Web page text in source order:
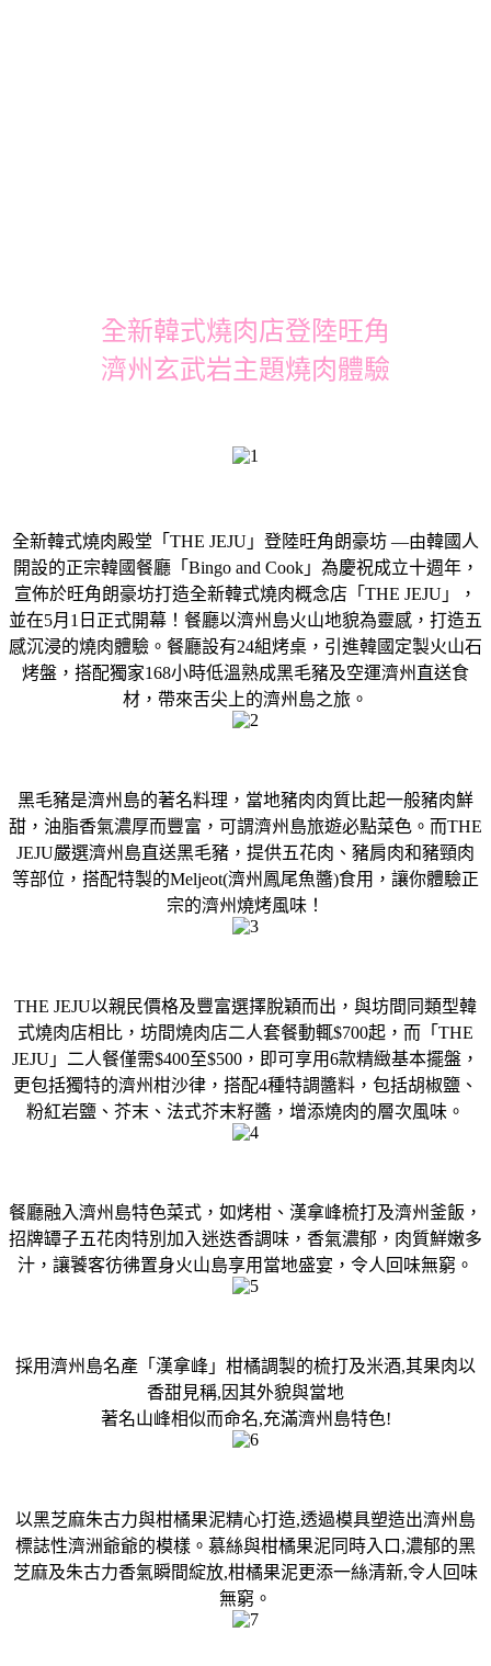
全新韓式燒肉店登陸旺角
濟州玄武岩主題燒肉體驗
全新韓式燒肉殿堂「THE JEJU」登陸旺角朗豪坊 —由韓國人
開設的正宗韓國餐廳「Bingo and Cook」為慶祝成立十週年，
宣佈於旺角朗豪坊打造全新韓式燒肉概念店「THE JEJU」，
並在5月1日正式開幕！餐廳以濟州島火山地貌為靈感，打造五
感沉浸的燒肉體驗。餐廳設有24組烤桌，引進韓國定製火山石
烤盤，搭配獨家168小時低溫熟成黑毛豬及空運濟州直送食
材，帶來舌尖上的濟州島之旅。
黑毛豬是濟州島的著名料理，當地豬肉肉質比起一般豬肉鮮
甜，油脂香氣濃厚而豐富，可謂濟州島旅遊必點菜色。而THE
JEJU嚴選濟州島直送黑毛豬，提供五花肉、豬肩肉和豬頸肉
等部位，搭配特製的Meljeot(濟州鳳尾魚醬)食用，讓你體驗正
宗的濟州燒烤風味！
THE JEJU以親民價格及豐富選擇脫穎而出，與坊間同類型韓
式燒肉店相比，坊間燒肉店二人套餐動輒$700起，而「THE
JEJU」二人餐僅需$400至$500，即可享用6款精緻基本擺盤，
更包括獨特的濟州柑沙律，搭配4種特調醬料，包括胡椒鹽、
粉紅岩鹽、芥末、法式芥末籽醬，增添燒肉的層次風味。
餐廳融入濟州島特色菜式，如烤柑、漢拿峰梳打及濟州釜飯，
招牌罈子五花肉特別加入迷迭香調味，香氣濃郁，肉質鮮嫩多
汁，讓饕客彷彿置身火山島享用當地盛宴，令人回味無窮。
採用濟州島名產「漢拿峰」柑橘調製的梳打及米酒,其果肉以
香甜見稱,因其外貌與當地
著名山峰相似而命名,充滿濟州島特色!
以黑芝麻朱古力與柑橘果泥精心打造,透過模具塑造出濟州島
標誌性濟洲爺爺的模樣。慕絲與柑橘果泥同時入口,濃郁的黑
芝麻及朱古力香氣瞬間綻放,柑橘果泥更添一絲清新,令人回味
無窮。